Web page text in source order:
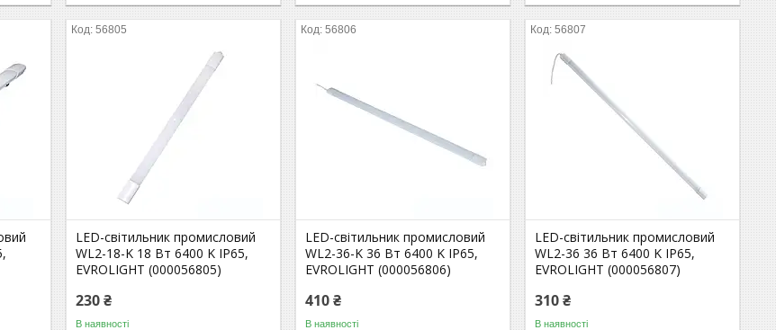
56805
LED-світильник промисловий
WL2-18-K 18 Вт 6400 K IP65,
EVROLIGHT (000056805)
230 ₴
В наявності
56806
LED-світильник промисловий
WL2-36-K 36 Вт 6400 K IP65,
EVROLIGHT (000056806)
410 ₴
В наявності
56807
LED-світильник промисловий
WL2-36 36 Вт 6400 K IP65,
EVROLIGHT (000056807)
310 ₴
В наявності